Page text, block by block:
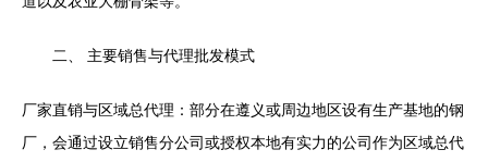
二、 主要销售与代理批发模式
厂家直销与区域总代理：部分在遵义或周边地区设有生产基地的钢
厂，会通过设立销售分公司或授权本地有实力的公司作为区域总代